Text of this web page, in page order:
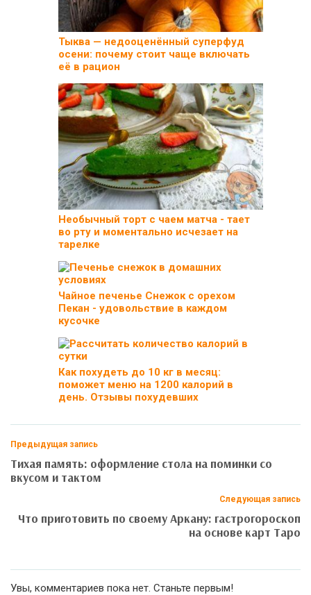
Тыква — недооценённый суперфуд
осени: почему стоит чаще включать
её в рацион
Необычный торт с чаем матча - тает
во рту и моментально исчезает на
тарелке
Чайное печенье Снежок с орехом
Пекан - удовольствие в каждом
кусочке
Как похудеть до 10 кг в месяц:
поможет меню на 1200 калорий в
день. Отзывы похудевших
Предыдущая запись
Тихая память: оформление стола на поминки со
вкусом и тактом
Следующая запись
Что приготовить по своему Аркану: гастрогороскоп
на основе карт Таро
Увы, комментариев пока нет. Станьте первым!